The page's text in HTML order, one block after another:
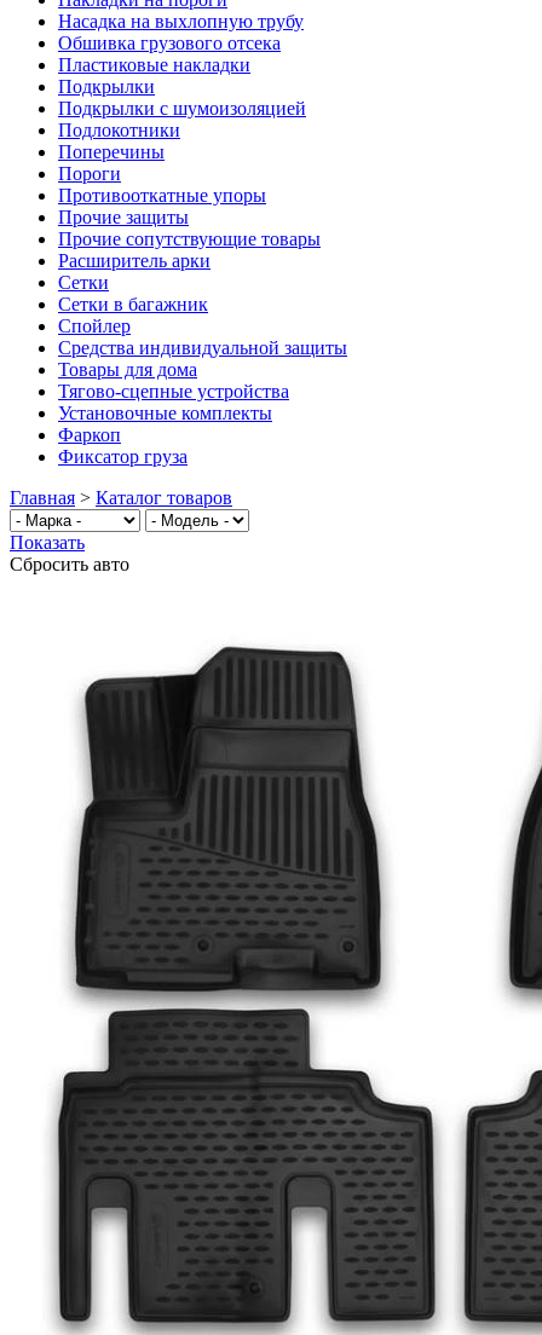
Насадка на выхлопную трубу
Обшивка грузового отсека
Пластиковые накладки
Подкрылки
Подкрылки с шумоизоляцией
Подлокотники
Поперечины
Пороги
Противооткатные упоры
Прочие защиты
Прочие сопутствующие товары
Расширитель арки
Сетки
Сетки в багажник
Спойлер
Средства индивидуальной защиты
Товары для дома
Тягово-сцепные устройства
Установочные комплекты
Фаркоп
Фиксатор груза
Главная > Каталог товаров
Показать
Сбросить авто